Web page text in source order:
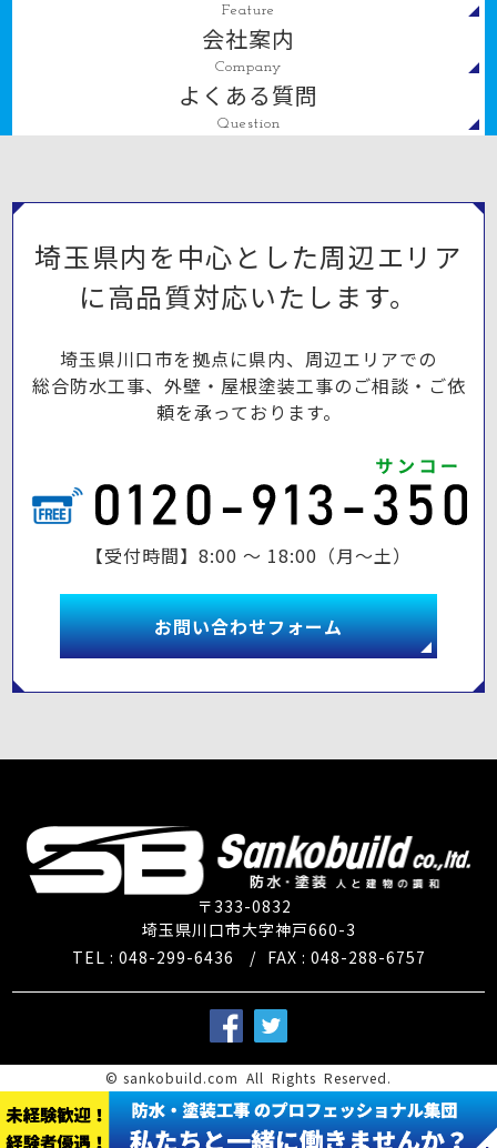
Feature
会社案内
Company
よくある質問
Question
埼玉県内を中心とした周辺エリア
に高品質対応いたします。
埼玉県川口市を拠点に県内、周辺エリアでの
総合防水工事、外壁・屋根塗装工事のご相談・ご依
頼を承っております。
【受付時間】8:00 ～ 18:00（月～土）
お問い合わせフォーム
〒333-0832
埼玉県川口市大字神戸660-3
TEL : 048-299-6436
/ FAX : 048-288-6757
© sankobuild.com All Rights Reserved.